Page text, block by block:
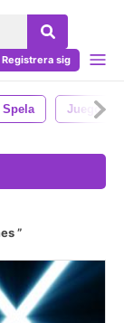
Registrera sig
Spela Juego